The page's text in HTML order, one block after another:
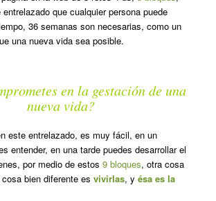
que cualquier persona puede
36 semanas son necesarias, como un
una nueva vida sea posible.
en la gestación de una
nueva vida?
este entrelazado, es muy fácil, en un
entender, en una tarde puedes desarrollar el
por medio de estos 9 bloques, otra cosa
bien diferente es vivirlas, y ésa es la